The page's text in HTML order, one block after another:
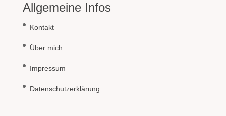
Allgemeine Infos
Kontakt
Über mich
Impressum
Datenschutzerklärung